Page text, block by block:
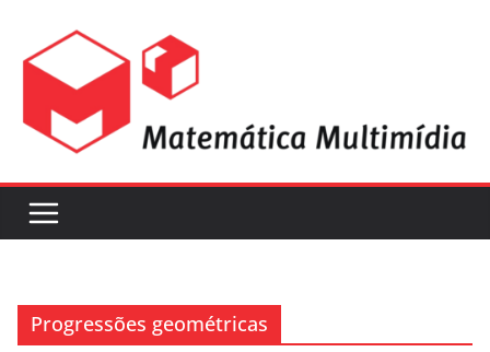
Progressões geométricas